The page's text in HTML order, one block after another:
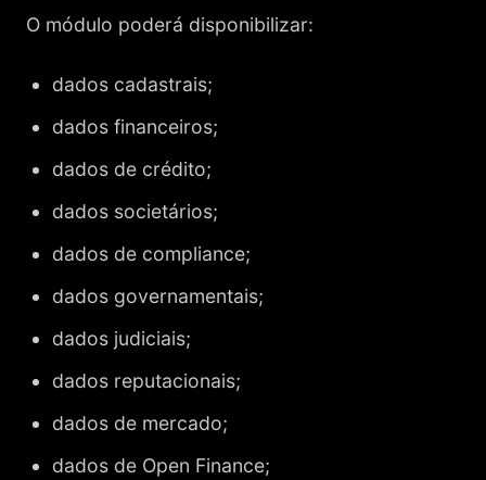
O módulo poderá disponibilizar:
dados cadastrais;
dados financeiros;
dados de crédito;
dados societários;
dados de compliance;
dados governamentais;
dados judiciais;
dados reputacionais;
dados de mercado;
dados de Open Finance;